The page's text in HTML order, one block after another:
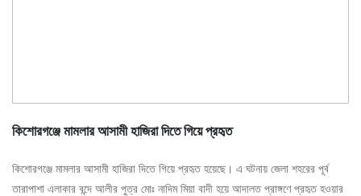
কিশোরগঞ্জে মামলার আসামী হাজিরা দিতে গিয়ে প্রহৃত
কিশোরগঞ্জে মামলার আসামী হাজিরা দিতে গিয়ে প্রহৃত হয়েছে। এ ঘটনায় জেলা শহরের পূর্ব
তারাপাশা এলাকার বন্দে আলীর পুত্র মোঃ নাদিম মিয়া বাদী হয়ে আদালত প্রাঙ্গণে প্রহৃত হওয়ার